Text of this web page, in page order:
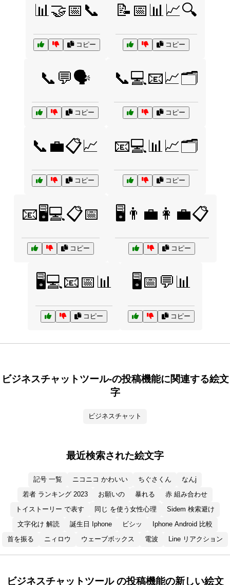
📊🤝📅📞
コピー
📝📅📊📈🔍
コピー
📞💬🗣️
コピー
📞💻📧📈🗂️
コピー
📞💼📋📈
コピー
📧💻📊📈🗂️
コピー
📧🖥️💻📋📅
コピー
🖥️👨‍💼👩‍💼📋
コピー
🖥️💻📧📅📊
コピー
🖥️📅💬📊
コピー
ビジネスチャットツール-の投稿機能に関連する絵文
字
ビジネスチャット
最近検索された絵文字
記号 一覧 ニコニコ かわいい ちぐさくん
なんj
若者 ランキング 2023
お願いの 暴れる
赤 組み合わせ
トイストーリー で表す
同じ を使う女性心理
Sidem 検索避け
文字化け 解読
誕生日 Iphone ビシッ
Iphone Android 比較
首を振る
ニィロウ ウェーブボックス 電波 Line リアクション
ビジネスチャットツール の投稿機能の新しい絵文